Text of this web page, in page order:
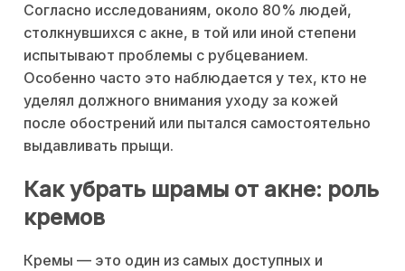
Согласно исследованиям, около 80% людей,
столкнувшихся с акне, в той или иной степени
испытывают проблемы с рубцеванием.
Особенно часто это наблюдается у тех, кто не
уделял должного внимания уходу за кожей
после обострений или пытался самостоятельно
выдавливать прыщи.
Как убрать шрамы от акне: роль
кремов
Кремы — это один из самых доступных и